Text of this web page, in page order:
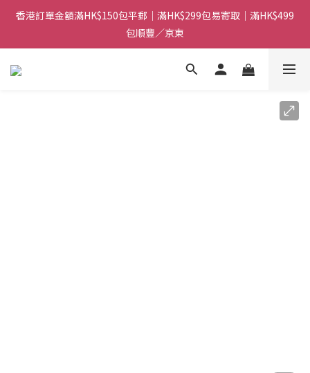
香港訂單金額滿HK$150包平郵｜滿HK$299包易寄取｜滿HK$499
包順豐／京東
香港訂單金額滿HK$150包平郵｜滿HK$299包易寄取｜滿HK$499
包順豐／京東
【網店限定！】指定清貨商品每消費HK$100即享購物金HK$50回
香港訂單金額滿HK$150包平郵｜滿HK$299包易寄取｜滿HK$499